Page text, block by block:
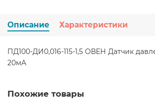
Описание Характеристики
ПД100-ДИ0,016-115-1,5 ОВЕН Датчик
20мА
Похожие товары